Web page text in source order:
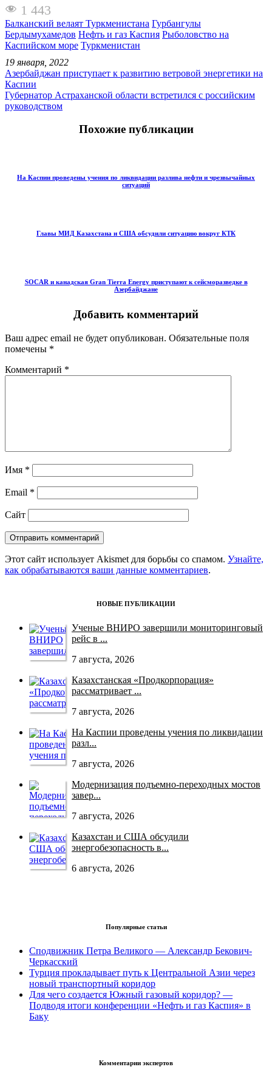
1 443
Балканский велаят Туркменистана Гурбангулы
Бердымухамедов Нефть и газ Каспия Рыболовство на
Каспийском море Туркменистан
19 января, 2022
Азербайджан приступает к развитию ветровой энергетики на
Каспии
Губернатор Астраханской области встретился с российским
руководством
Похожие публикации
На Каспии проведены учения по ликвидации разлива нефти и чрезвычайных
ситуаций
Главы МИД Казахстана и США обсудили ситуацию вокруг КТК
SOCAR и канадская Gran Tierra Energy приступают к сейсморазведке в
Азербайджане
Добавить комментарий
Ваш адрес email не будет опубликован. Обязательные поля
помечены *
Комментарий *
Имя *
Email *
Сайт
Этот сайт использует Akismet для борьбы со спамом. Узнайте,
как обрабатываются ваши данные комментариев.
НОВЫЕ ПУБЛИКАЦИИ
Ученые ВНИРО завершили мониторинговый
рейс в ...
7 августа, 2026
Казахстанская «Продкорпорация»
рассматривает ...
7 августа, 2026
На Каспии проведены учения по ликвидации
разл...
7 августа, 2026
Модернизация подъемно-переходных мостов
завер...
7 августа, 2026
Казахстан и США обсудили
энергобезопасность в...
6 августа, 2026
Популярные статьи
Сподвижник Петра Великого — Александр Бекович-
Черкасский
Турция прокладывает путь к Центральной Азии через
новый транспортный коридор
Для чего создается Южный газовый коридор? —
Подводя итоги конференции «Нефть и газ Каспия» в
Баку
Комментарии экспертов